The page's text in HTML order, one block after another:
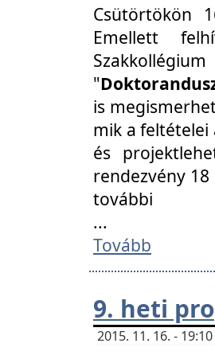
Csütörtökön
Emellett
"
is
mik a feltételei
és
rendezvény
további
...
Tovább
9. heti
2015. 11. 16. -